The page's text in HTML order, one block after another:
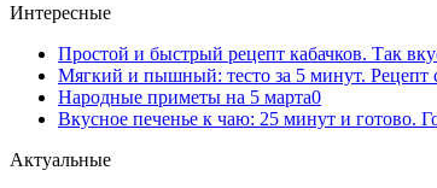
Интересные
Простой и быстрый рецепт кабачков. Так
Мягкий и пышный: тесто за 5 минут. Рецепт
Народные приметы на 5 марта0
Вкусное печенье к чаю: 25 минут и готово.
Актуальные